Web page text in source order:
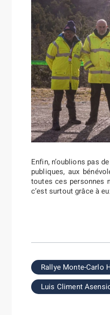
Enfin, n’oublions pas
publiques, aux
toutes ces personnes
c’est surtout grâce à
Rallye Monte-Carlo
Luis Climent